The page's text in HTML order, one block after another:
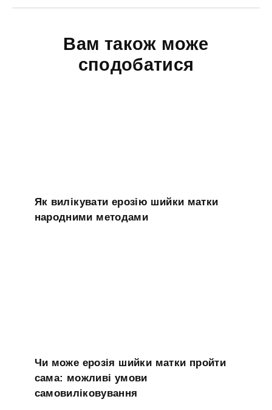
Вам також може
сподобатися
Як вилікувати ерозію шийки матки
народними методами
Чи може ерозія шийки матки пройти
сама: можливі умови
самовиліковування